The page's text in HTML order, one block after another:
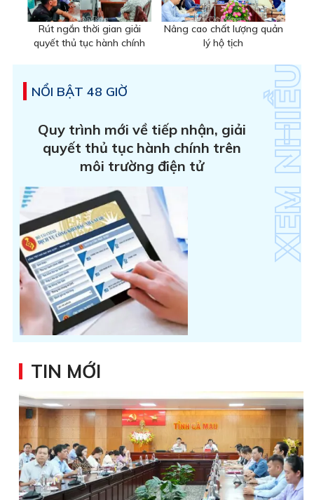
Rút ngắn thời gian giải
quyết thủ tục hành chính
Nâng cao chất lượng quản
lý hộ tịch
NỔI BẬT 48 GIỜ
Quy trình mới về tiếp nhận, giải
quyết thủ tục hành chính trên
môi trường điện tử
TIN MỚI